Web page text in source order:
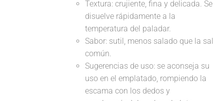
Textura: crujiente, fina y delicada. Se
disuelve rápidamente a la
temperatura del paladar.
Sabor: sutil, menos salado que la sal
común.
Sugerencias de uso: se aconseja su
uso en el emplatado, rompiendo la
escama con los dedos y